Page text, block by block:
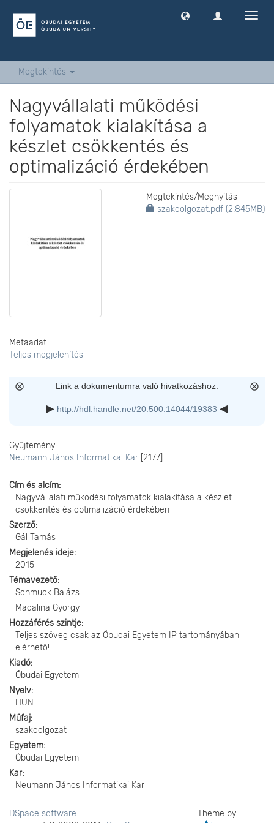
Megtekintés
Nagyvállalati működési
folyamatok kialakítása a
készlet csökkentés és
optimalizáció érdekében
Megtekintés/Megnyitás
szakdolgozat.pdf (2.845MB)
Metaadat
Teljes megjelenítés
Link a dokumentumra való hivatkozáshoz:
http://hdl.handle.net/20.500.14044/19383
Gyűjtemény
Neumann János Informatikai Kar [2177]
Cím és alcím
Nagyvállalati működési folyamatok kialakítása a készlet
csökkentés és optimalizáció érdekében
Szerző
Gál Tamás
Megjelenés ideje
2015
Témavezető
Schmuck Balázs
Madalina György
Hozzáférés szintje
Teljes szöveg csak az Óbudai Egyetem IP tartományában
elérhető!
Kiadó
Óbudai Egyetem
Nyelv
HUN
Műfaj
szakdolgozat
Egyetem
Óbudai Egyetem
Kar
Neumann János Informatikai Kar
DSpace software
Theme by